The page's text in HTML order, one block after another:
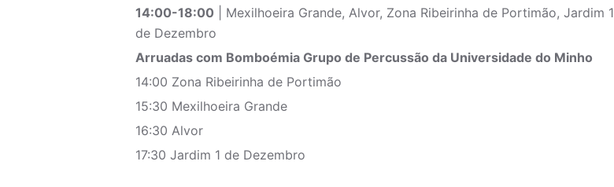
14:00-18:00 | Mexilhoeira Grande, Alvor, Zona Ribeirinha de Portimão, Jardim 1
de Dezembro
Arruadas com Bomboémia Grupo de Percussão da Universidade do Minho
14:00 Zona Ribeirinha de Portimão
15:30 Mexilhoeira Grande
16:30 Alvor
17:30 Jardim 1 de Dezembro